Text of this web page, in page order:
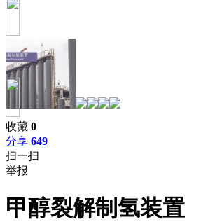
收藏 0
分享 649
扫一扫
举报
甲醇裂解制氢装置